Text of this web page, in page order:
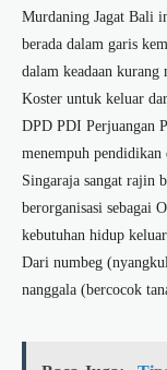
Murdaning Jagat Bali
berada dalam garis
dalam keadaan kurang
Koster untuk keluar
DPD PDI Perjuangan
menempuh
Singaraja sangat rajin
berorganisasi sebagai
kebutuhan hidup
Dari numbeg
nanggala (bercocok